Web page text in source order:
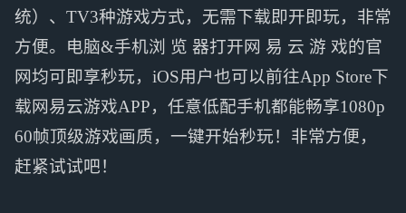
统）、TV3种游戏方式，无需下载即开即玩，非常
方便。电脑&手机浏 览 器打开网 易 云 游 戏的官
网均可即享秒玩，iOS用户也可以前往App Store下
载网易云游戏APP，任意低配手机都能畅享1080p
60帧顶级游戏画质，一键开始秒玩！非常方便，
赶紧试试吧！